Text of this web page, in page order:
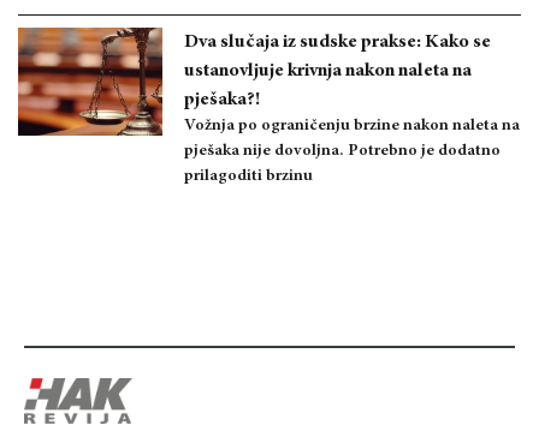
Dva slučaja iz sudske prakse: Kako se
ustanovljuje krivnja nakon naleta na
pješaka?!
Vožnja po ograničenju brzine nakon naleta na
pješaka nije dovoljna. Potrebno je dodatno
prilagoditi brzinu